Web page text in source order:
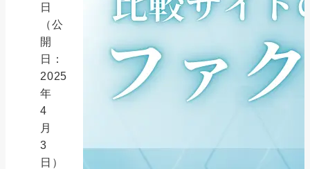
日
（公
開
日：
2025
年
4
月
3
日）